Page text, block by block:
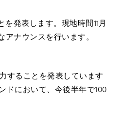
発表します。現地時間11月
ナウンスを行います。
することを発表しています
ドにおいて、今後半年で100